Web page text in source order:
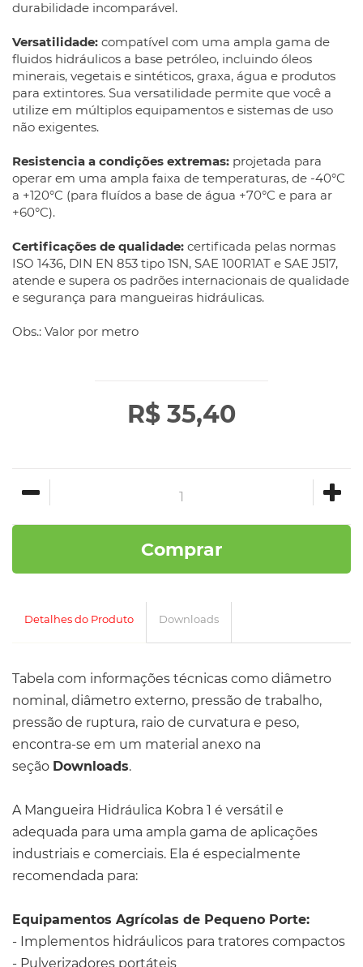
durabilidade incomparável.
Versatilidade: compatível com uma ampla gama de
fluidos hidráulicos a base petróleo, incluindo óleos
minerais, vegetais e sintéticos, graxa, água e produtos
para extintores. Sua versatilidade permite que você a
utilize em múltiplos equipamentos e sistemas de uso
não exigentes.
Resistencia a condições extremas: projetada para
operar em uma ampla faixa de temperaturas, de -40°C
a +120°C (para fluídos a base de água +70°C e para ar
+60°C).
Certificações de qualidade: certificada pelas normas
ISO 1436, DIN EN 853 tipo 1SN, SAE 100R1AT e SAE J517,
atende e supera os padrões internacionais de qualidade
e segurança para mangueiras hidráulicas.
Obs.: Valor por metro
R$ 35,40
Detalhes do Produto Downloads
Tabela com informações técnicas como diâmetro
nominal, diâmetro externo, pressão de trabalho,
pressão de ruptura, raio de curvatura e peso,
encontra-se em um material anexo na
seção Downloads.
A Mangueira Hidráulica Kobra 1 é versátil e
adequada para uma ampla gama de aplicações
industriais e comerciais. Ela é especialmente
recomendada para:
Equipamentos Agrícolas de Pequeno Porte:
- Implementos hidráulicos para tratores compactos
- Pulverizadores portáteis